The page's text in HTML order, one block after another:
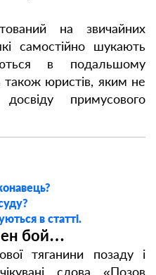
на звичайних
самостійно шукають
в подальшому
також юристів, яким не
примусового
в статті.
бой…
тяганини позаду і
слова «Позов